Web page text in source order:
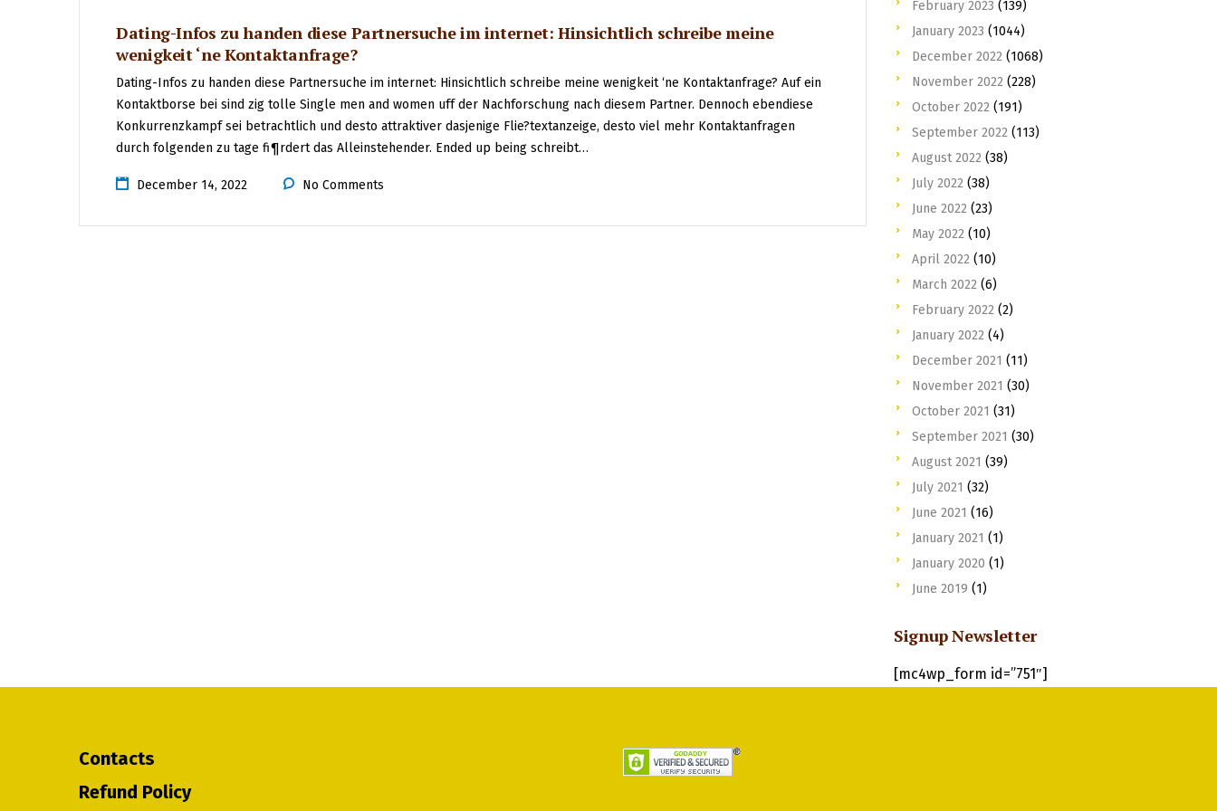
Dating-Infos zu handen diese Partnersuche im internet: Hinsichtlich schreibe meine
wenigkeit ‘ne Kontaktanfrage?
Dating-Infos zu handen diese Partnersuche im internet: Hinsichtlich schreibe meine wenigkeit ‘ne Kontaktanfrage? Auf ein
Kontaktborse bei sind zig tolle Single men and women uff der Nachforschung nach diesem Partner. Dennoch ebendiese
Konkurrenzkampf sei betrachtlich und desto attraktiver dasjenige Flie?textanzeige, desto viel mehr Kontaktanfragen
durch folgenden zu tage fi¶rdert das Alleinstehender. Ended up being schreibt…
December 14, 2022 No Comments
February 2023 (139)
January 2023 (1044)
December 2022 (1068)
November 2022 (228)
October 2022 (191)
September 2022 (113)
August 2022 (38)
July 2022 (38)
June 2022 (23)
May 2022 (10)
April 2022 (10)
March 2022 (6)
February 2022 (2)
January 2022 (4)
December 2021 (11)
November 2021 (30)
October 2021 (31)
September 2021 (30)
August 2021 (39)
July 2021 (32)
June 2021 (16)
January 2021 (1)
January 2020 (1)
June 2019 (1)
Signup Newsletter
[mc4wp_form id=”751″]
Contacts
Refund Policy